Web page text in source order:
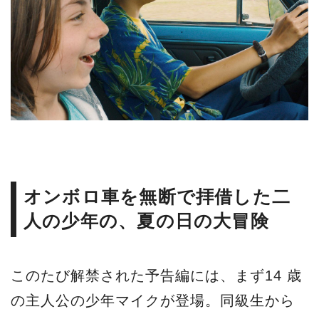
オンボロ車を無断で拝借した二
人の少年の、夏の日の大冒険
このたび解禁された予告編には、まず14 歳
の主人公の少年マイクが登場。同級生から